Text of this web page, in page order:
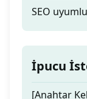
SEO
İpucu
[Anahtar